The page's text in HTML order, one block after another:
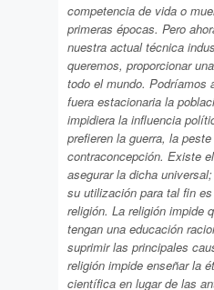
competencia de vida o
primeras épocas. Pero
nuestra actual técnica
queremos, proporcionar
todo el mundo. Podríamos
fuera estacionaria la
impidiera la influencia
prefieren la guerra, la
contraconcepción. Existe
asegurar la dicha
su utilización para tal fin
religión. La religión impide
tengan una educación
suprimir las principales
religión impide enseñar la
científica en lugar de las